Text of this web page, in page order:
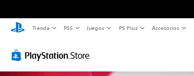
Tienda PS5 Juegos PS Plus Accesorios